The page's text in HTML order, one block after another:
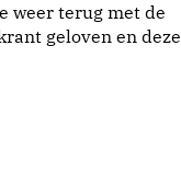
weer terug met de
geloven en deze